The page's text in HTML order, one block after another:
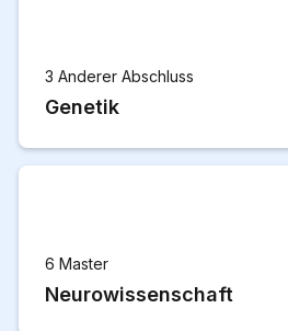
3 Anderer Abschluss
Genetik
6 Master
Neurowissenschaft